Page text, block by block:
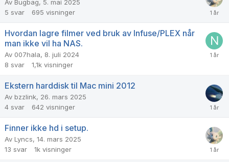
Av Bugbag, 5. mai 2025
5 svar 695 visninger
Hvordan lagre filmer ved bruk av Infuse/PLEX når
man ikke vil ha NAS.
Av 007hala, 8. juli 2024
8 svar 1,1k visninger
Ekstern harddisk til Mac mini 2012
Av bzzlink, 26. mars 2025
4 svar 642 visninger
Finner ikke hd i setup.
Av Lyncs, 14. mars 2025
13 svar 1k visninger